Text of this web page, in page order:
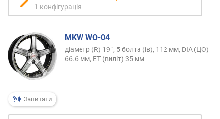
1 конфігурація
Запитати
MKW WO-04
діаметр (R) 19 ", 5 болта (ів), 112 мм, DIA (ЦО)
66.6 мм, ET (виліт) 35 мм